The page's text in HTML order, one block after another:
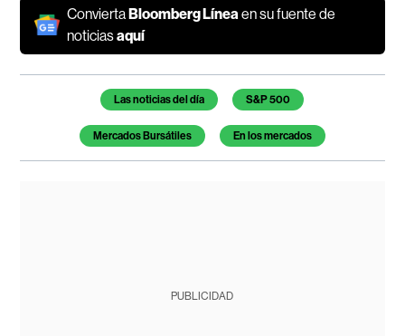
ConviertaBloomberg Línea en su fuente de
noticiasaquí
Temas de este artículo
Las noticias del día S&P 500
Mercados Bursátiles En los mercados
PUBLICIDAD